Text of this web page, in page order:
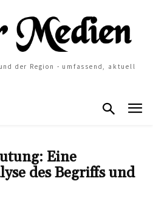
der Region - umfassend, aktuell
Eine
des Begriffs und